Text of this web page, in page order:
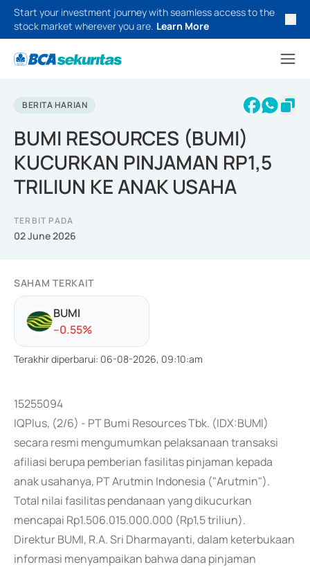
Start your investment journey with seamless access to the
stock market wherever you are. Learn More
BERITA HARIAN
BUMI RESOURCES (BUMI)
KUCURKAN PINJAMAN RP1,5
TRILIUN KE ANAK USAHA
TERBIT PADA
02 June 2026
SAHAM TERKAIT
BUMI
--0.55%
Terakhir diperbarui: 06-08-2026, 09:10:am
15255094
IQPlus, (2/6) - PT Bumi Resources Tbk. (IDX:BUMI)
secara resmi mengumumkan pelaksanaan transaksi
afiliasi berupa pemberian fasilitas pinjaman kepada
anak usahanya, PT Arutmin Indonesia ("Arutmin").
Total nilai fasilitas pendanaan yang dikucurkan
mencapai Rp1.506.015.000.000 (Rp1,5 triliun).
Direktur BUMI, R.A. Sri Dharmayanti, dalam keterbukaan
informasi menyampaikan bahwa dana pinjaman